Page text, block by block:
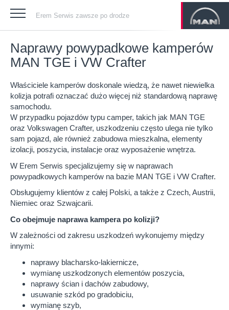
Erem Serwis zawsze po drodze
Naprawy powypadkowe kamperów
MAN TGE i VW Crafter
Właściciele kamperów doskonale wiedzą, że nawet niewielka
kolizja potrafi oznaczać dużo więcej niż standardową naprawę
samochodu.
W przypadku pojazdów typu camper, takich jak MAN TGE
oraz Volkswagen Crafter, uszkodzeniu często ulega nie tylko
sam pojazd, ale również zabudowa mieszkalna, elementy
izolacji, poszycia, instalacje oraz wyposażenie wnętrza.
W Erem Serwis specjalizujemy się w naprawach
powypadkowych kamperów na bazie MAN TGE i VW Crafter.
Obsługujemy klientów z całej Polski, a także z Czech, Austrii,
Niemiec oraz Szwajcarii.
Co obejmuje naprawa kampera po kolizji?
W zależności od zakresu uszkodzeń wykonujemy między
innymi:
naprawy blacharsko-lakiernicze,
wymianę uszkodzonych elementów poszycia,
naprawy ścian i dachów zabudowy,
usuwanie szkód po gradobiciu,
wymianę szyb,